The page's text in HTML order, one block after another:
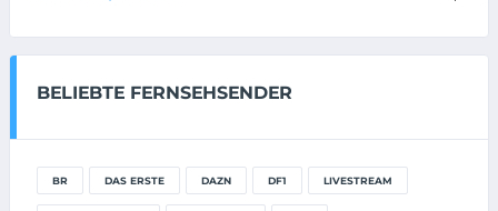
BELIEBTE FERNSEHSENDER
BR DAS ERSTE DAZN DF1 LIVESTREAM